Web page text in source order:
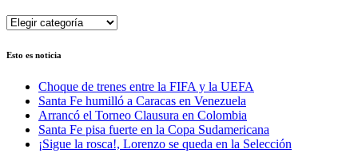
Categorías
Esto es noticia
Choque de trenes entre la FIFA y la UEFA
Santa Fe humilló a Caracas en Venezuela
Arrancó el Torneo Clausura en Colombia
Santa Fe pisa fuerte en la Copa Sudamericana
¡Sigue la rosca!, Lorenzo se queda en la Selección